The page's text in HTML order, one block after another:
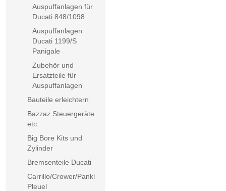
Auspuffanlagen für
Ducati 848/1098
Auspuffanlagen
Ducati 1199/S
Panigale
Zubehör und
Ersatzteile für
Auspuffanlagen
Bauteile erleichtern
Bazzaz Steuergeräte
etc.
Big Bore Kits und
Zylinder
Bremsenteile Ducati
Carrillo/Crower/Pankl
Pleuel